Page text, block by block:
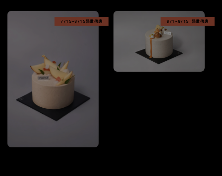
7/15-8/15限量供應 8/1-8/15 限量供應